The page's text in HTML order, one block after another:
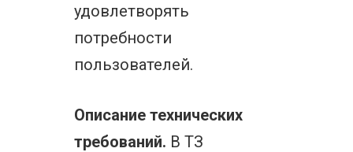
удовлетворять
потребности
пользователей.
Описание технических
требований. В ТЗ